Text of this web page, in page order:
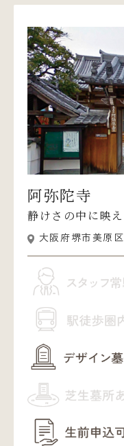
阿弥陀寺
静けさの中に映
大阪府堺市美原